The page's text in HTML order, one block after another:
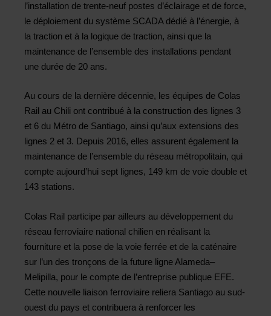
l’installation de trente-neuf postes d’éclairage et de force,
le déploiement du système SCADA dédié à l’énergie, à
la traction et à la logique de traction, ainsi que la
maintenance de l’ensemble des installations pendant
une durée de 20 ans.
Au cours de la dernière décennie, les équipes de Colas
Rail au Chili ont contribué à la construction des lignes 3
et 6 du Métro de Santiago, ainsi qu’aux extensions des
lignes 2 et 3. Depuis 2016, elles assurent également la
maintenance de l’ensemble du réseau métropolitain, qui
compte aujourd’hui sept lignes, 149 km de voie double et
143 stations.
Colas Rail participe par ailleurs au développement du
réseau ferroviaire national chilien en réalisant la
fourniture et la pose de la voie ferrée et de la caténaire
sur l’un des tronçons de la future ligne Alameda–
Melipilla, pour le compte de l’entreprise publique EFE.
Cette nouvelle liaison ferroviaire reliera Santiago au sud-
ouest du pays et contribuera à renforcer les